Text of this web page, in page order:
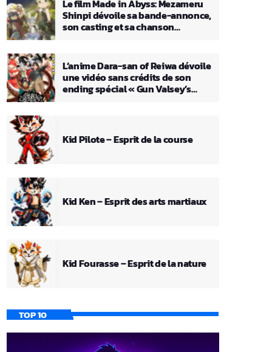
Le film Made in Abyss: Mezameru
Shinpi dévoile sa bande-annonce,
son casting et sa chanson
L’anime Dara-san of Reiwa dévoile
une vidéo sans crédits de son
ending spécial « Gun Valsey’s
Kid Pilote – Esprit de la course
Kid Ken – Esprit des arts martiaux
Kid Fourasse – Esprit de la nature
TOP 10